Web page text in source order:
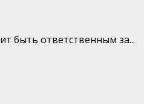
быть ответственным за...